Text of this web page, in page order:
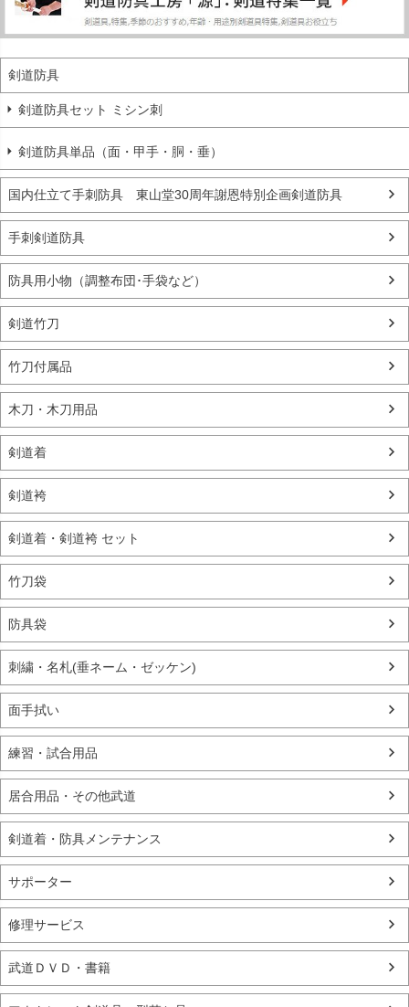
剣道防具
剣道防具セット ミシン刺
剣道防具単品（面・甲手・胴・垂）
国内仕立て手刺防具 東山堂30周年謝恩特別企画剣道防具
手刺剣道防具
防具用小物（調整布団･手袋など）
剣道竹刀
竹刀付属品
木刀・木刀用品
剣道着
剣道袴
剣道着・剣道袴 セット
竹刀袋
防具袋
刺繍・名札(垂ネーム・ゼッケン)
面手拭い
練習・試合用品
居合用品・その他武道
剣道着・防具メンテナンス
サポーター
修理サービス
武道ＤＶＤ・書籍